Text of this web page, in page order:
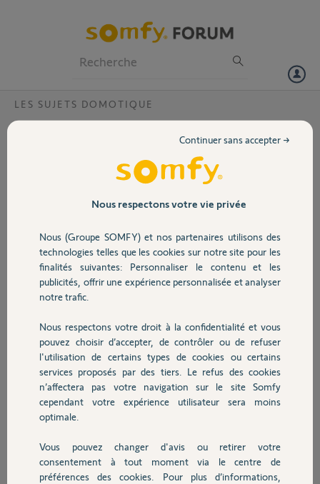
Volet
Sécurité
Domotique
Chauffage
Autres produits
Devis avec un pro
LES SUJETS DOMOTIQUE
Appairage Izymo on/off receiver avec
Je viens de raccorder mon récepeteur izymo mais impossible de le
connecter à ma Tahoma Box .
pouvoir l'ajouter ?
Merci,
Mickael
il y a plus d'un an
Participer au fil de discussion
Réponses
Non, le Service Clients n'a pas à intervenir.
Quelle est la référence de l'Izymo ?
Nous respectons votre vie privée
Nous (Groupe SOMFY) et nos partenaires utilisons des
technologies telles que les cookies sur notre site pour les
finalités suivantes: Personnaliser le contenu et les
publicités, offrir une expérience personnalisée et analyser
notre trafic.
Nous respectons votre droit à la confidentialité et vous
pouvez choisir d’accepter, de contrôler ou de refuser
l'utilisation de certains types de cookies ou certains
services proposés par des tiers. Le refus des cookies
n’affectera pas votre navigation sur le site Somfy
cependant votre expérience utilisateur sera moins
optimale.
Vous pouvez changer d'avis ou retirer votre
consentement à tout moment via le centre de
préférences des cookies. Pour plus d’informations,
Continuer sans accepter →